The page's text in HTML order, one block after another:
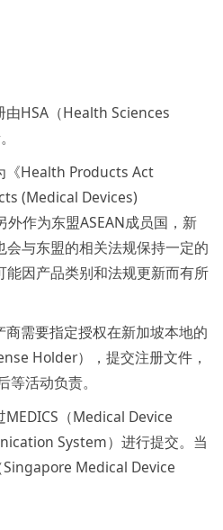
HSA（Health Sciences
《Health Products Act
(Medical Devices)
作为东盟ASEAN成员国，新
与东盟的相关法规保持一定的
因产品类别和法规更新而有所
需要指定授权在新加坡本地的
Holder），提交注册文件，
活动负责。
（Medical Device
System）进行提交。当
Singapore Medical Device